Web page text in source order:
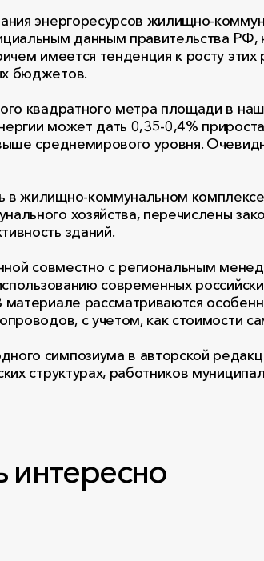
энергоресурсов жилищно-
данным правительства
имеется тенденция к росту
бюджетов.
квадратного метра площади в
может дать 0,35-0,4%
среднемирового уровня.
в жилищно-коммунальном
хозяйства, перечислены
зданий.
совместно с региональным
современных
рассматриваются
с учетом, как стоимости
симпозиума в авторской
структурах, работников